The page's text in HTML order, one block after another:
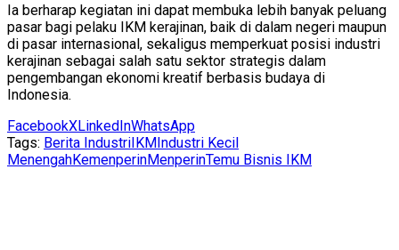
Ia berharap kegiatan ini dapat membuka lebih banyak peluang
pasar bagi pelaku IKM kerajinan, baik di dalam negeri maupun
di pasar internasional, sekaligus memperkuat posisi industri
kerajinan sebagai salah satu sektor strategis dalam
pengembangan ekonomi kreatif berbasis budaya di
Indonesia.
FacebookXLinkedInWhatsApp
Tags: Berita IndustriIKMIndustri Kecil
MenengahKemenperinMenperinTemu Bisnis IKM